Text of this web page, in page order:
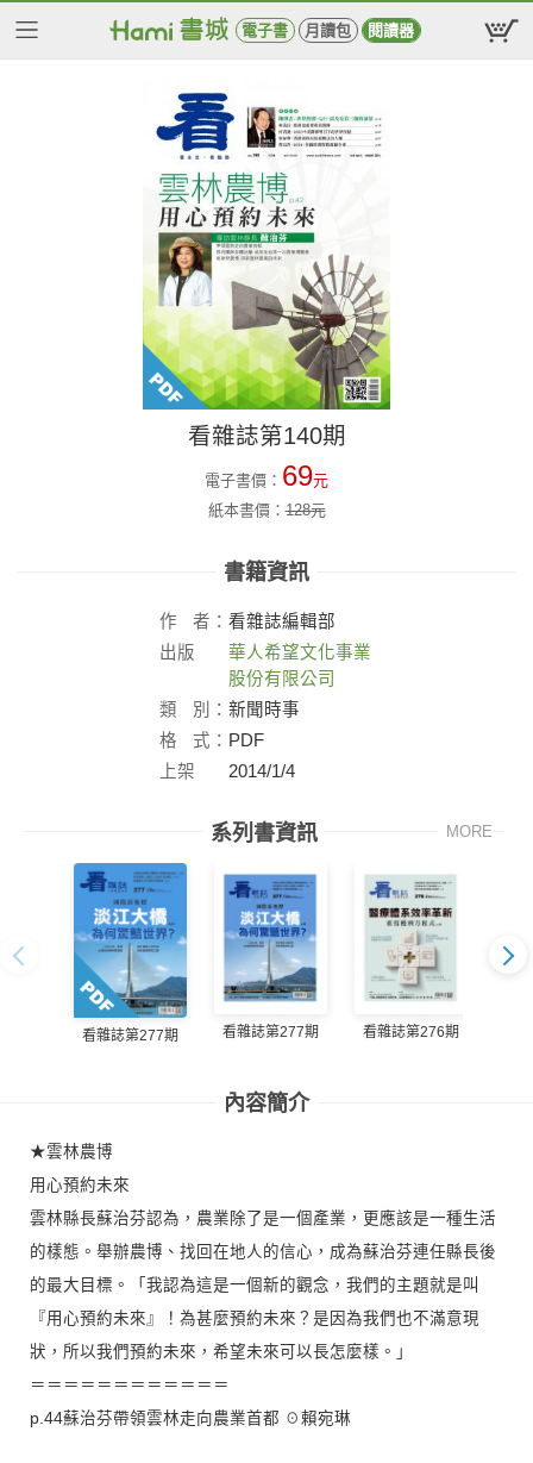
電子書 月讀包 閱讀器
看雜誌第140期
電子書價： 69元
紙本書價：128元
書籍資訊
作 者： 看雜誌編輯部
出版
華人希望文化事業
股份有限公司
類
別： 新聞時事
格
式： PDF
上架
2014/1/4
系列書資訊 MORE
看雜誌第277期 看雜誌第277期 看雜誌第276期
內容簡介
★雲林農博
用心預約未來
雲林縣長蘇治芬認為，農業除了是一個產業，更應該是一種生活
的樣態。舉辦農博、找回在地人的信心，成為蘇治芬連任縣長後
的最大目標。「我認為這是一個新的觀念，我們的主題就是叫
『用心預約未來』！為甚麼預約未來？是因為我們也不滿意現
狀，所以我們預約未來，希望未來可以長怎麼樣。」
＝＝＝＝＝＝＝＝＝＝＝＝
p.44蘇治芬帶領雲林走向農業首都 ☉賴宛琳